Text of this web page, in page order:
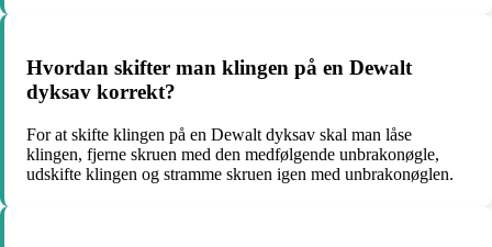
Hvordan skifter man klingen på en Dewalt
dyksav korrekt?
For at skifte klingen på en Dewalt dyksav skal man låse
klingen, fjerne skruen med den medfølgende unbrakonøgle,
udskifte klingen og stramme skruen igen med unbrakonøglen.